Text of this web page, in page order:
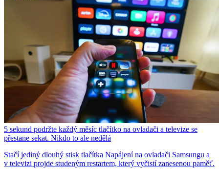
5 sekund podržte každý měsíc tlačítko na ovladači a televize se
přestane sekat. Nikdo to ale nedělá
Stačí jediný dlouhý stisk tlačítka Napájení na ovladači Samsungu a
v televizi projde studeným restartem, který vyčistí zanesenou paměť.